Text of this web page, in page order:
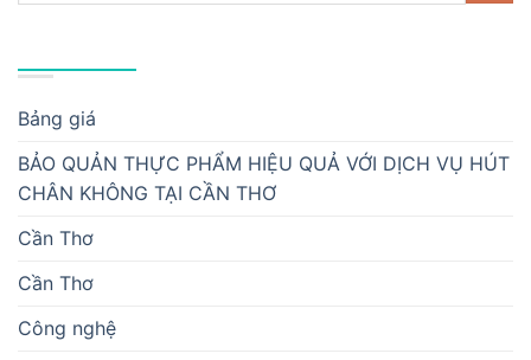
Bảng giá
BẢO QUẢN THỰC PHẨM HIỆU QUẢ VỚI DỊCH VỤ HÚT
CHÂN KHÔNG TẠI CẦN THƠ
Cần Thơ
Cần Thơ
Công nghệ